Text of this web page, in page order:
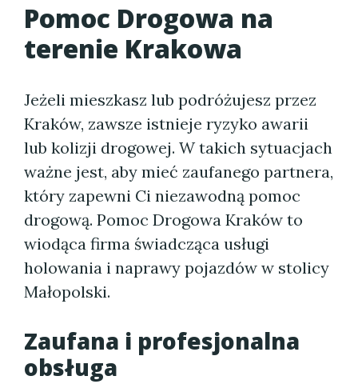
Pomoc Drogowa na
terenie Krakowa
Jeżeli mieszkasz lub podróżujesz przez
Kraków, zawsze istnieje ryzyko awarii
lub kolizji drogowej. W takich sytuacjach
ważne jest, aby mieć zaufanego partnera,
który zapewni Ci niezawodną pomoc
drogową. Pomoc Drogowa Kraków to
wiodąca firma świadcząca usługi
holowania i naprawy pojazdów w stolicy
Małopolski.
Zaufana i profesjonalna
obsługa